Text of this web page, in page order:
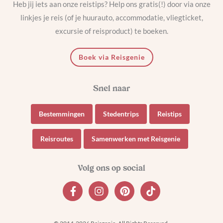
Heb jij iets aan onze reistips? Help ons gratis(!) door via onze
linkjes je reis (of je huurauto, accommodatie, vliegticket,
excursie of reisproduct) te boeken.
Boek via Reisgenie
Bestemmingen Stedentrips Reistips
Reisroutes Samenwerken met Reisgenie